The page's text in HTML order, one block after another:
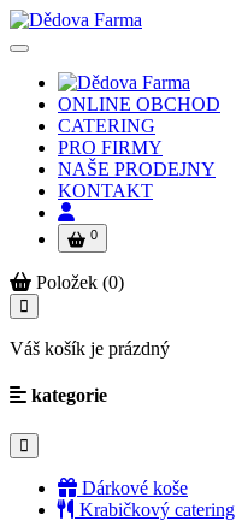
ONLINE OBCHOD
CATERING
PRO FIRMY
NAŠE PRODEJNY
KONTAKT
0
Položek (0)
Váš košík je prázdný
kategorie
Dárkové koše
Krabičkový catering